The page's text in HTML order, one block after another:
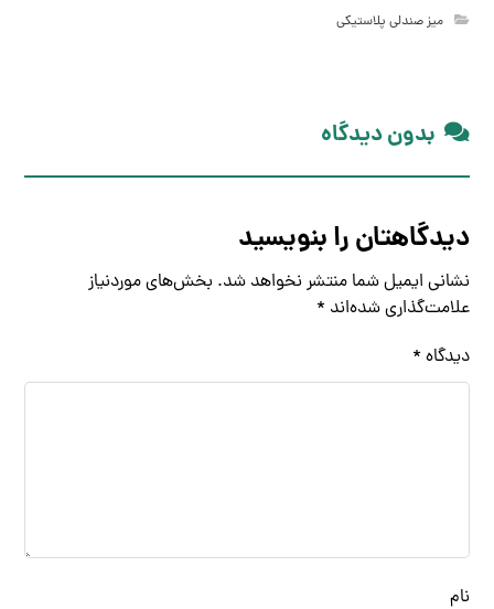
میز صندلی پلاستیکی
بدون دیدگاه
دیدگاهتان را بنویسید
نشانی ایمیل شما منتشر نخواهد شد. بخش‌های موردنیاز
علامت‌گذاری شده‌اند *
دیدگاه *
نام